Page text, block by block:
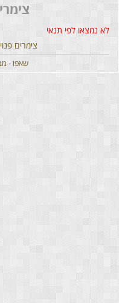
לא נמצאו לפי תנאי
צימרים
שאפו -